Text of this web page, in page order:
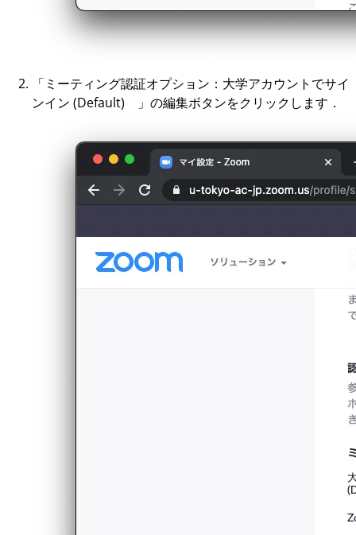
「ミーティング認証オプション：大学アカウントでサイ
ンイン (Default) 」の編集ボタンをクリックします．